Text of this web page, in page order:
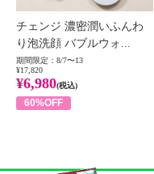
チェンジ 濃密潤いふんわ
り泡洗顔 バブルウォ...
期間限定：8/7〜13
¥17,820
¥6,980(税込)
60%OFF